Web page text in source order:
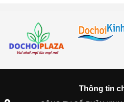
Thông tin